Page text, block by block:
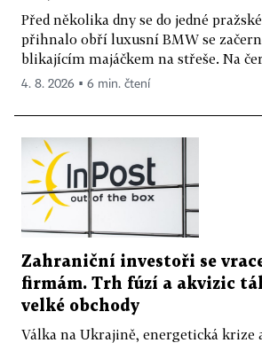
Před několika dny se do jedné
přihnalo obří luxusní BMW se
blikajícím majáčkem na střeše. Na
4. 8. 2026 ▪ 6 min. čtení
Zahraniční investoři se
firmám. Trh fúzí a akvizic
velké obchody
Válka na Ukrajině, energetická krize